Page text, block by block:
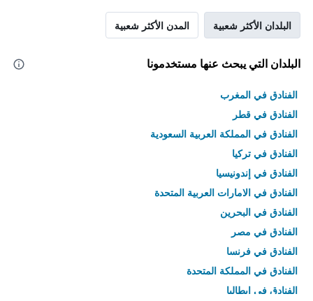
البلدان الأكثر شعبية المدن الأكثر شعبية
البلدان التي يبحث عنها مستخدمونا
الفنادق في المغرب
الفنادق في قطر
الفنادق في المملكة العربية السعودية
الفنادق في تركيا
الفنادق في إندونيسيا
الفنادق في الامارات العربية المتحدة
الفنادق في البحرين
الفنادق في مصر
الفنادق في فرنسا
الفنادق في المملكة المتحدة
الفنادق في إيطاليا